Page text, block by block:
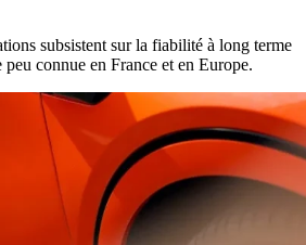
subsistent sur la fiabilité à long terme
peu connue en France et en Europe.